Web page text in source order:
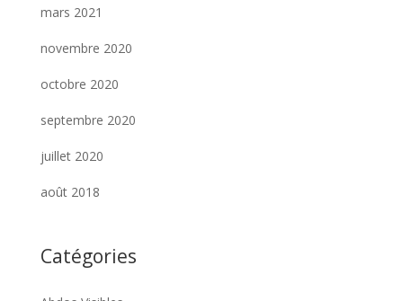
mars 2021
novembre 2020
octobre 2020
septembre 2020
juillet 2020
août 2018
Catégories